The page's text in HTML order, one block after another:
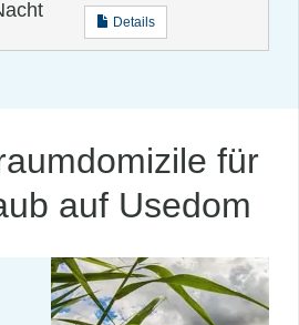
Details
für
auf Usedom